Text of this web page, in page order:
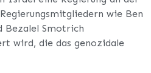
wie Ben
Bezalel Smotrich
wird, die das genozidale